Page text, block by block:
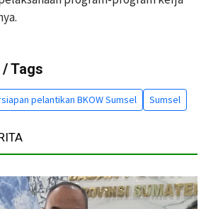
Tags
pelantikan BKOW Sumsel Sumsel